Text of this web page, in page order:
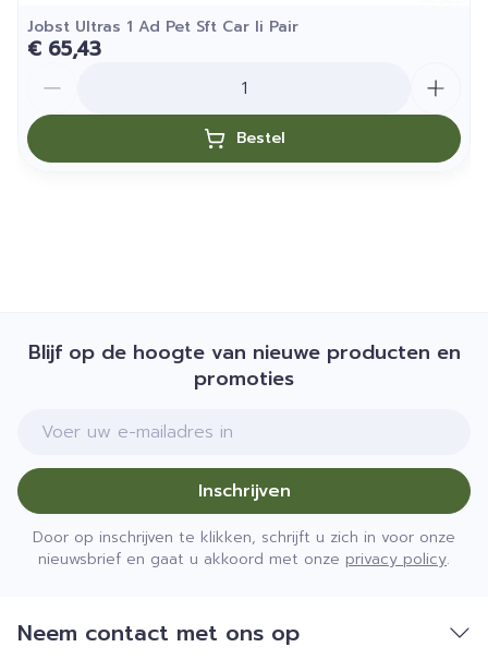
Jobst Ultras 1 Ad Pet Sft Car Ii Pair
€ 65,43
Bestel
Blijf op de hoogte van nieuwe producten en
promoties
E-mail adres
Inschrijven
Door op inschrijven te klikken, schrijft u zich in voor onze
nieuwsbrief en gaat u akkoord met onze privacy policy.
Neem contact met ons op